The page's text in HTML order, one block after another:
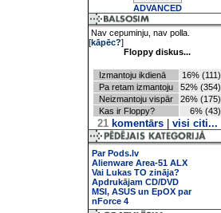
ADVANCED
Nav cepuminju, nav polla.
[kāpēc?]
Floppy diskus...
Izmantoju ikdienā
16% (111)
Pa retam izmantoju
52% (354)
Neizmantoju vispār
26% (175)
Kas ir Floppy?
6% (43)
21komentārs| visi citi...
Par Pods.lv
Alienware Area-51 ALX
Vai Lukas TO zināja?
Apdrukājam CD/DVD
MSI, ASUS un EpOX par
nForce 4